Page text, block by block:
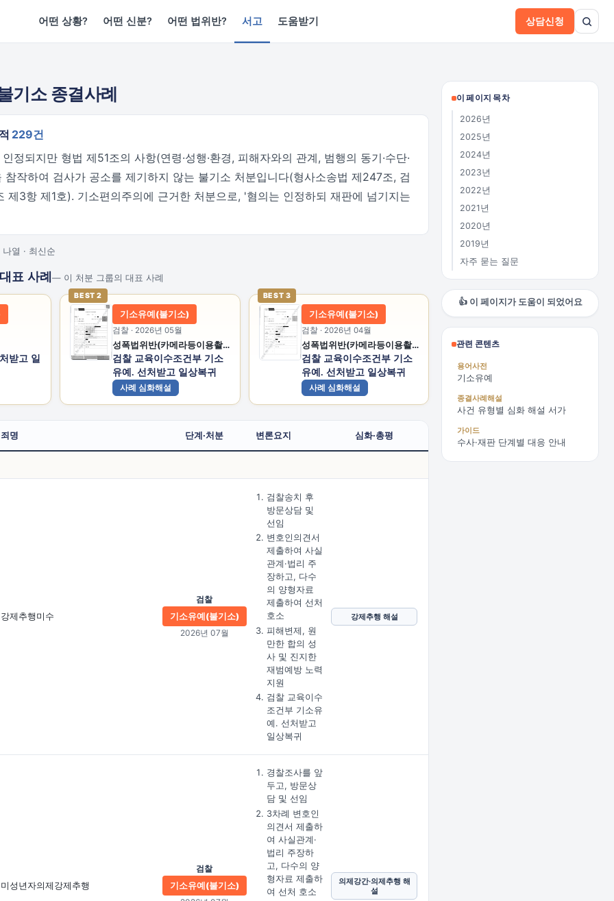
어떤 상황? 어떤 신분? 어떤 법위반? 서고 도움받기 상담신청
기소 종결사례
229건
정되지만 형법 제51조의 사항(연령·성행·환경, 피해자와의 관계, 범행의 동기·수단·
작하여 검사가 공소를 제기하지 않는 불기소 처분입니다(형사소송법 제247조, 검
제3항 제1호). 기소편의주의에 근거한 처분으로, '혐의는 인정하되 재판에 넘기지는
열 · 최신순
표 사례 — 이 처분 그룹의 대표 사례
받고 일
BEST 2
기소유예(불기소)
검찰 · 2026년 05월
성폭법위반(카메라등이용촬영)
검찰 교육이수조건부 기소
유예. 선처받고 일상복귀
사례 심화해설
BEST 3
기소유예(불기소)
검찰 · 2026년 04월
성폭법위반(카메라등이용촬영)
검찰 교육이수조건부 기소
유예. 선처받고 일상복귀
사례 심화해설
죄명 단계·처분 변론요지 심화·총평
강제추행미수
검찰
기소유예(불기소)
2026년 07월
검찰송치 후
방문상담 및
선임
변호인의견서
제출하여 사실
관계·법리 주
장하고, 다수
의 양형자료
제출하여 선처
호소
피해변제, 원
만한 합의 성
사 및 진지한
재범예방 노력
지원
검찰 교육이수
조건부 기소유
예. 선처받고
일상복귀
강제추행 해설
미성년자의제강제추행
검찰
기소유예(불기소)
경찰조사를 앞
두고, 방문상
담 및 선임
3차례 변호인
의견서 제출하
여 사실관계·
법리 주장하
고, 다수의 양
형자료 제출하
여 선처 호소
의제강간·의제추행 해
설
이 페이지 목차
2026년
2025년
2024년
2023년
2022년
2021년
2020년
2019년
자주 묻는 질문
👍 이 페이지가 도움이 되었어요
관련 콘텐츠
용어사전
기소유예
종결사례해설
사건 유형별 심화 해설 서가
가이드
수사·재판 단계별 대응 안내